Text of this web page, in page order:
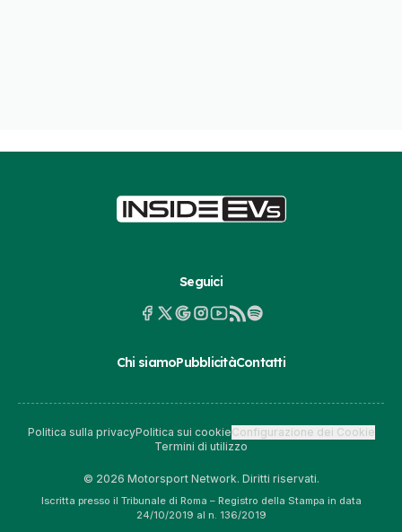
Seguici
Chi siamoPubblicitàContatti
Politica sulla privacyPolitica sui cookieConfigurazione dei Cookie
Termini di utilizzo
© 2026 Motorsport Network. Diritti riservati.
Iscritta presso il Tribunale di Roma – Registro della Stampa in data
24/10/2019 al n. 136/2019